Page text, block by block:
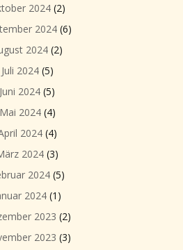
2024 (2)
2024 (6)
2024 (2)
Juli 2024(5)
Juni 2024 (5)
Mai 2024(4)
2024(4)
2024 (3)
2024(5)
2024 (1)
2023 (2)
2023 (3)